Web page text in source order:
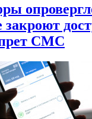
закроют
СМС